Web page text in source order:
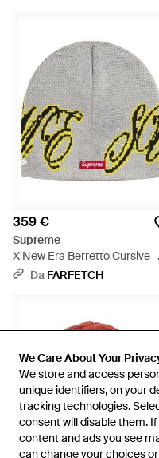
We Care About Your
We store and access
unique identifiers, on your
tracking technologies.
consent will disable them.
content and ads you see
can change your choices
We Care About Your
We store and access
unique identifiers, on your
tracking technologies.
consent will disable them.
content and ads you see
can change your choices
359 €
Supreme
X New Era Berretto Cursive -
Grigio
Da FARFETCH